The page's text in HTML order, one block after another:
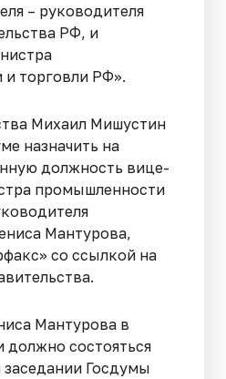
– руководителя
РФ, и
торговли РФ».
Михаил Мишустин
назначить на
должность вице-
промышленности
Мантурова,
со ссылкой на
Мантурова в
состояться
Госдумы